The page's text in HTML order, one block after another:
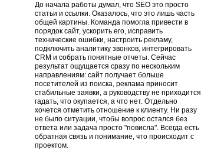
До начала работы думал, что SEO это просто
статьи и ссылки. Оказалось, что это лишь часть
общей картины. Команда помогла привести в
порядок сайт, ускорить его, исправить
технические ошибки, настроить рекламу,
подключить аналитику звонков, интегрировать
CRM и собрать понятные отчеты. Сейчас
результат ощущается сразу по нескольким
направлениям: сайт получает больше
посетителей из поиска, реклама приносит
стабильные заявки, а руководству не приходится
гадать, что окупается, а что нет. Отдельно
хочется отметить отношение к клиенту. Ни разу
не было ситуации, чтобы вопрос остался без
ответа или задача просто "повисла". Всегда есть
обратная связь и понимание, что происходит с
проектом.